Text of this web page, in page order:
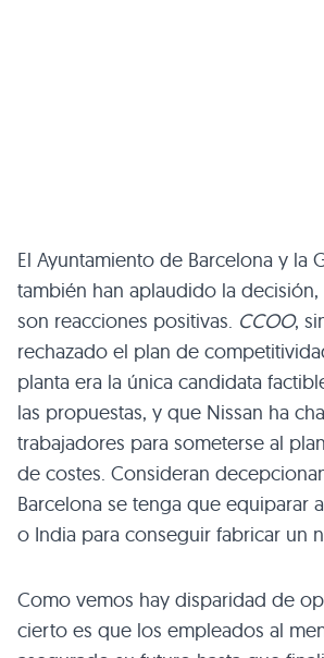
El Ayuntamiento de Barcelona y la
también han aplaudido la
son reacciones positivas. CCOO,
rechazado el plan de
planta era la única candidata
las propuestas, y que Nissan ha
trabajadores para someterse al
de costes. Consideran
Barcelona se tenga que equiparar
o India para conseguir fabricar un
Como vemos hay disparidad de
cierto es que los empleados al